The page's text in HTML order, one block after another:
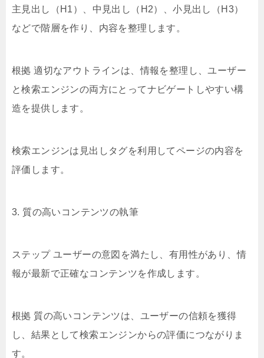
主見出し（H1）、中見出し（H2）、小見出し（H3）
などで階層を作り、内容を整理します。
根拠 適切なアウトラインは、情報を整理し、ユーザー
と検索エンジンの両方にとってナビゲートしやすい構
造を提供します。
検索エンジンは見出しタグを利用してページの内容を
評価します。
3. 質の高いコンテンツの執筆
ステップ ユーザーの意図を満たし、有用性があり、情
報が最新で正確なコンテンツを作成します。
根拠 質の高いコンテンツは、ユーザーの信頼を獲得
し、結果として検索エンジンからの評価につながりま
す。